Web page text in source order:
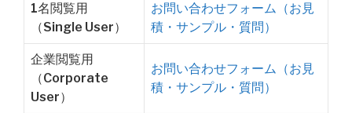
1名閲覧用
（Single User）
お問い合わせフォーム（お見
積・サンプル・質問）
企業閲覧用
（Corporate
User）
お問い合わせフォーム（お見
積・サンプル・質問）